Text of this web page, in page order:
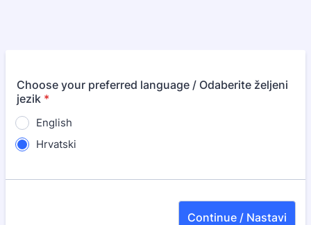
Choose your preferred language / Odaberite željeni
jezik *
English
Hrvatski
Continue / Nastavi